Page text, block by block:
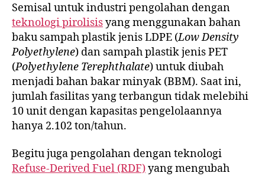
Semisal untuk industri pengolahan dengan
teknologi pirolisisyang menggunakan bahan
baku sampah plastik jenis LDPE (Low Density
Polyethylene) dan sampah plastik jenis PET
(Polyethylene Terephthalate) untuk diubah
menjadi bahan bakar minyak (BBM). Saat ini,
jumlah fasilitas yang terbangun tidak melebihi
10 unit dengan kapasitas pengelolaannya
hanya 2.102 ton/tahun.
Begitu juga pengolahan dengan teknologi
Refuse-Derived Fuel (RDF)yang mengubah